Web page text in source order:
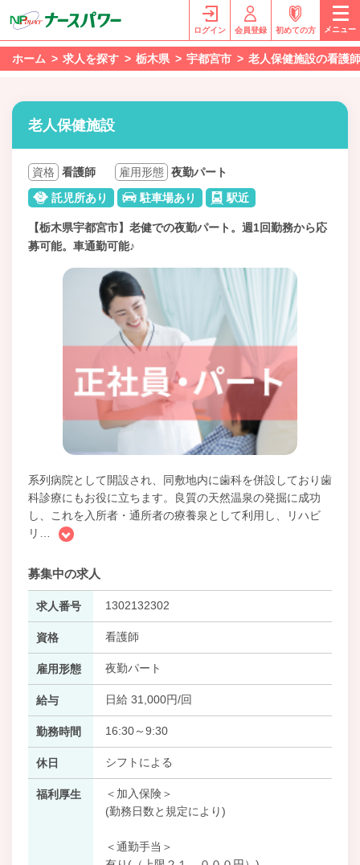
ログイン 会員登録 初めての方 メニュー
ホーム 求人を探す 栃木県 宇都宮市 老人保健施設の看護
老人保健施設
資格 看護師 雇用形態 夜勤パート
託児所あり
駐車場あり 駅近
【栃木県宇都宮市】老健での夜勤パート。週1回勤務から応
募可能。車通勤可能♪
系列病院として開設され、同敷地内に歯科を併設しており歯
科診療にもお役に立ちます。良質の天然温泉の発掘に成功
し、これを入所者・通所者の療養泉として利用し、リハビ
リ
募集中の求人
求人番号 1302132302
資格 看護師
雇用形態 夜勤パート
給与 日給 31,000円/回
勤務時間 16:30～9:30
休日 シフトによる
福利厚生
＜加入保険＞
(勤務日数と規定により)
＜通勤手当＞